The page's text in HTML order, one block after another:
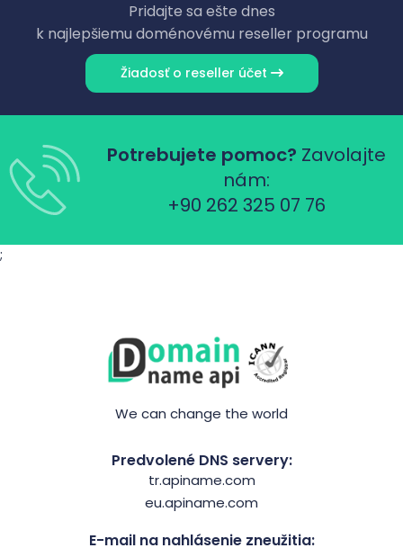
Pridajte sa ešte dnes
k najlepšiemu doménovému reseller programu
Žiadosť o reseller účet
Potrebujete pomoc? Zavolajte
nám:
+90 262 325 07 76
;
We can change the world
Predvolené DNS servery:
tr.apiname.com
eu.apiname.com
E-mail na nahlásenie zneužitia: